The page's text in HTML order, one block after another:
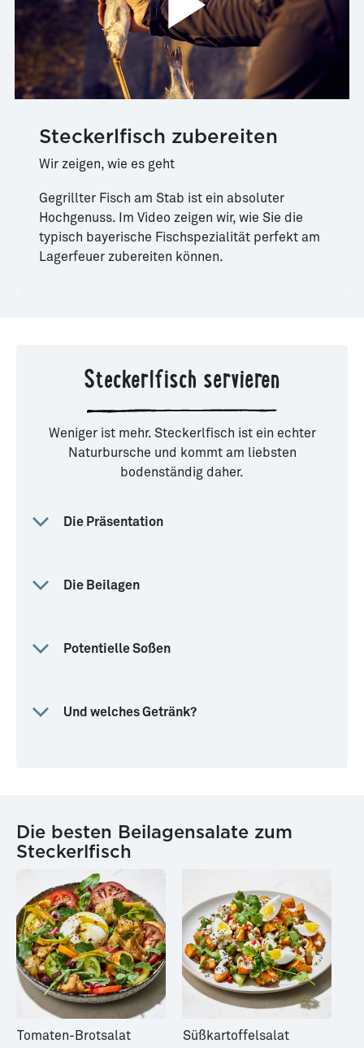
Steckerlfisch zubereiten
Wir zeigen, wie es geht
Gegrillter Fisch am Stab ist ein absoluter
Hochgenuss. Im Video zeigen wir, wie Sie die
typisch bayerische Fischspezialität perfekt am
Lagerfeuer zubereiten können.
Steckerlfisch servieren
Weniger ist mehr. Steckerlfisch ist ein echter
Naturbursche und kommt am liebsten
bodenständig daher.
Die Präsentation
Die Beilagen
Potentielle Soßen
Und welches Getränk?
Die besten Beilagensalate zum
Steckerlfisch
Tomaten-Brotsalat Süßkartoffelsalat